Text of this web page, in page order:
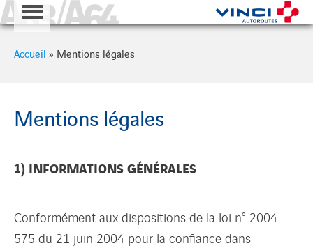
A63 - A64
Accueil » Mentions légales
Mentions légales
1) INFORMATIONS GÉNÉRALES
Conformément aux dispositions de la loi n° 2004-
575 du 21 juin 2004 pour la confiance dans
Cookies management panel